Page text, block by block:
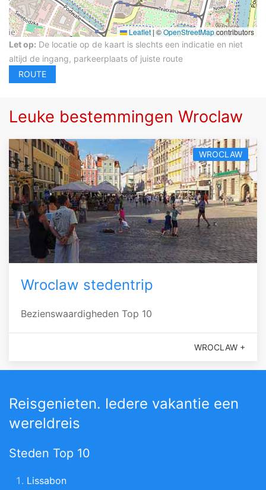
Leaflet|©OpenStreetMapcontributors
Let op: De locatie op de kaart is slechts een indicatie en niet
altijd de ingang, parkeerplaats of juiste route
Leuke bestemmingen Wroclaw
WROCLAW
Wroclaw stedentrip
Bezienswaardigheden Top 10
WROCLAW +
Reisgenieten. Iedere vakantie een
wereldreis
Steden Top 10
Lissabon